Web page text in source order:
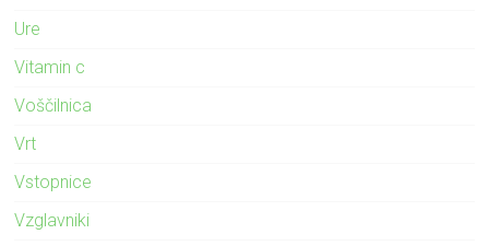
Ure
Vitamin c
Voščilnica
Vrt
Vstopnice
Vzglavniki